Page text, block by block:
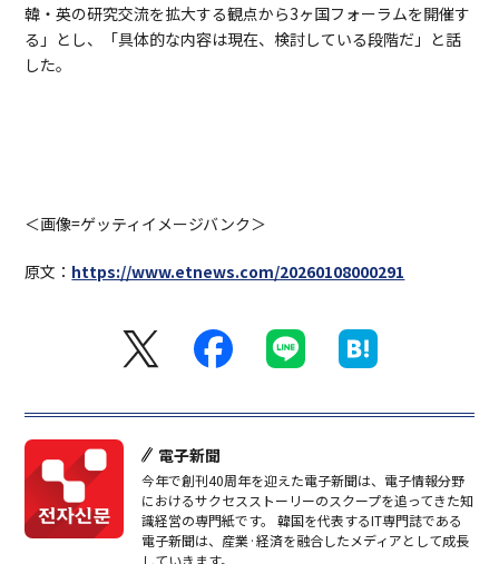
韓・英の研究交流を拡大する観点から3ヶ国フォーラムを開催す
る」とし、「具体的な内容は現在、検討している段階だ」と話
した。
＜画像=ゲッティイメージバンク＞
原文： https://www.etnews.com/20260108000291
電子新聞
今年で創刊40周年を迎えた電子新聞は、電子情報分野
におけるサクセスストーリーのスクープを追ってきた知
識経営の専門紙です。 韓国を代表するIT専門誌である
電子新聞は、産業·経済を融合したメディアとして成長
していきます。